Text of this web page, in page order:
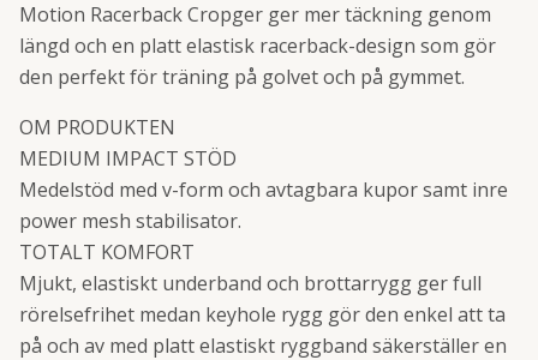
Motion Racerback Cropger ger mer täckning genom
längd och en platt elastisk racerback-design som gör
den perfekt för träning på golvet och på gymmet.
OM PRODUKTEN
MEDIUM IMPACT STÖD
Medelstöd med v-form och avtagbara kupor samt inre
power mesh stabilisator.
TOTALT KOMFORT
Mjukt, elastiskt underband och brottarrygg ger full
rörelsefrihet medan keyhole rygg gör den enkel att ta
på och av med platt elastiskt ryggband säkerställer en